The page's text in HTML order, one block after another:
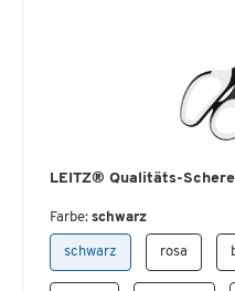
LEITZ® Qualitäts-
Farbe: schwarz
schwarz rosa